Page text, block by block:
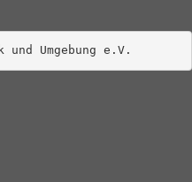
und Umgebung e.V.